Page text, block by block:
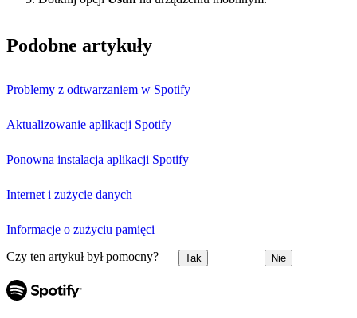
Podobne artykuły
Problemy z odtwarzaniem w Spotify
Aktualizowanie aplikacji Spotify
Ponowna instalacja aplikacji Spotify
Internet i zużycie danych
Informacje o zużyciu pamięci
Czy ten artykuł był pomocny? Tak Nie